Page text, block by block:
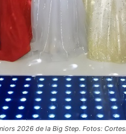
2026 de la Big Step. Fotos: